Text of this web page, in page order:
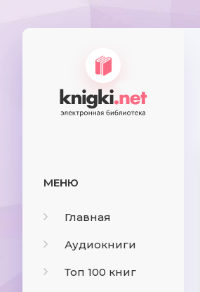
МЕНЮ
Главная
Аудиокниги
Топ 100 книг